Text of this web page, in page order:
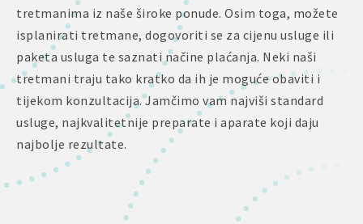
tretmanima iz naše široke ponude. Osim toga, možete
isplanirati tretmane, dogovoriti se za cijenu usluge ili
paketa usluga te saznati načine plaćanja. Neki naši
tretmani traju tako kratko da ih je moguće obaviti i
tijekom konzultacija. Jamčimo vam najviši standard
usluge, najkvalitetnije preparate i aparate koji daju
najbolje rezultate.